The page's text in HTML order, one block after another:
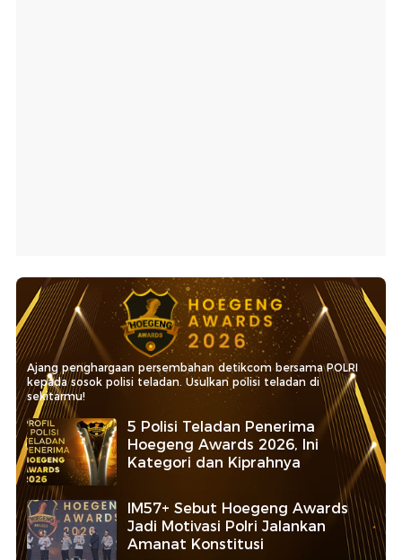
Ajang penghargaan persembahan detikcom bersama POLRI
kepada sosok polisi teladan. Usulkan polisi teladan di
sekitarmu!
5 Polisi Teladan Penerima
Hoegeng Awards 2026, Ini
Kategori dan Kiprahnya
IM57+ Sebut Hoegeng Awards
Jadi Motivasi Polri Jalankan
Amanat Konstitusi